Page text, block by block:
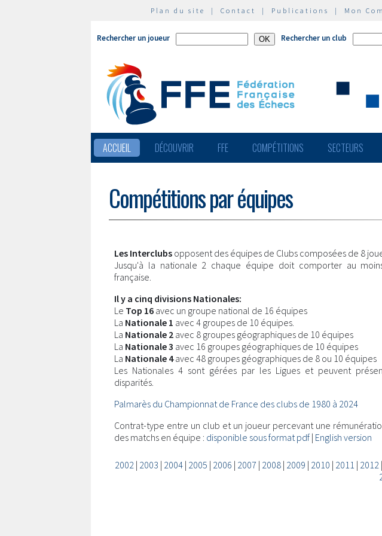
Plan du site | Contact | Publications | Mon
Rechercher un joueur Rechercher un club
ACCUEIL DÉCOUVRIR FFE COMPÉTITIONS SECTEURS
Compétitions par équipes
Les Interclubs opposent des équipes de Clubs composées de 8
Jusqu'à la nationale 2 chaque équipe doit comporter au
française.
Il y a cinq divisions Nationales:
Le Top 16 avec un groupe national de 16 équipes
La Nationale 1 avec 4 groupes de 10 équipes.
La Nationale 2 avec 8 groupes géographiques de 10 équipes
La Nationale 3 avec 16 groupes géographiques de 10 équipes
La Nationale 4avec 48 groupes géographiques de 8 ou 10 équipes
Les Nationales 4 sont gérées par les Ligues et peuvent
disparités.
Palmarès du Championnat de France des clubs de 1980 à 2024
Contrat-type entre un club et un joueur percevant une
des matchs en équipe : disponible sous format pdf | English version
2002| 2003 | 2004| 2005 | 2006 | 2007 | 2008| 2009 | 2010 | 2011 | 2012|